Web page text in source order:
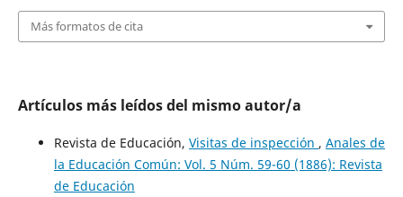
Más formatos de cita
Artículos más leídos del mismo autor/a
Revista de Educación, Visitas de inspección , Anales de
la Educación Común: Vol. 5 Núm. 59-60 (1886): Revista
de Educación